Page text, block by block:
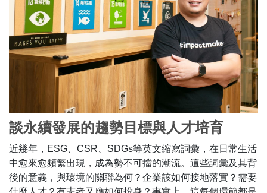
談永續發展的趨勢目標與人才培育
近幾年，ESG、CSR、SDGs等英文縮寫詞彙，在日常生活
中愈來愈頻繁出現，成為勢不可擋的潮流。這些詞彙及其背
後的意義，與環境的關聯為何？企業該如何接地落實？需要